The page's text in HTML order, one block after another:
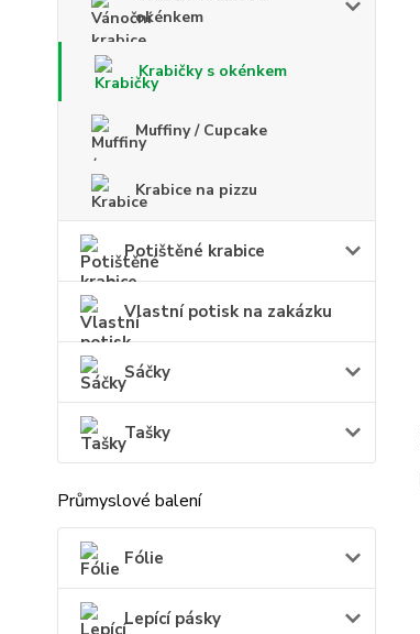
okénkem
Krabičky s okénkem
Muffiny / Cupcake
Krabice na pizzu
Potištěné krabice
Vlastní potisk na zakázku
Sáčky
Tašky
Průmyslové balení
Fólie
Lepící pásky